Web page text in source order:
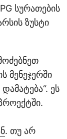
სურათების
ზუსტი
მენეჯერში
ეს
. თუ არ